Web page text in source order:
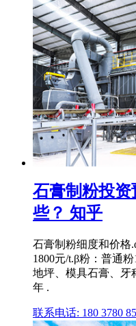
石膏制粉投
些？ 知乎
石膏制粉细度和价格
1800元/t.β粉：普通
地坪、模具石膏、牙
年 .
联系电话: 180 3780